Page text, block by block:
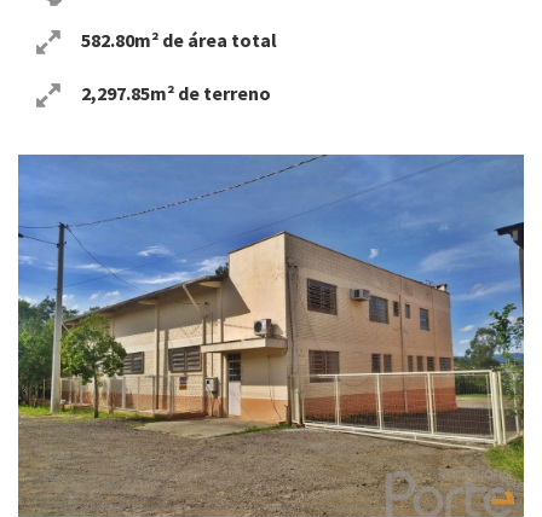
582.80m² de área total
2,297.85m² de terreno